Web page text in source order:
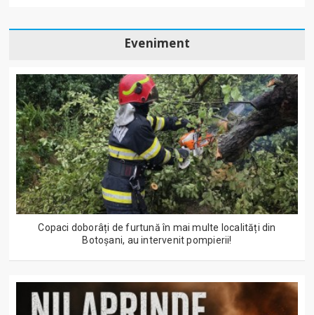
Eveniment
Copaci doborâți de furtună în mai multe localități din
Botoșani, au intervenit pompierii!